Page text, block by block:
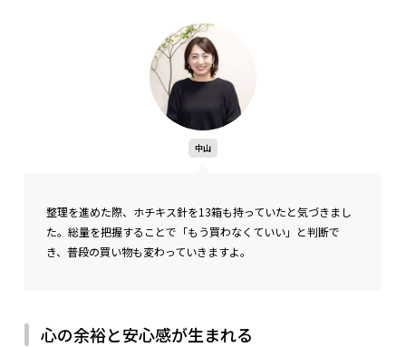
中山
整理を進めた際、ホチキス針を13箱も持っていたと気づきまし
た。総量を把握することで「もう買わなくていい」と判断で
き、普段の買い物も変わっていきますよ。
心の余裕と安心感が生まれる